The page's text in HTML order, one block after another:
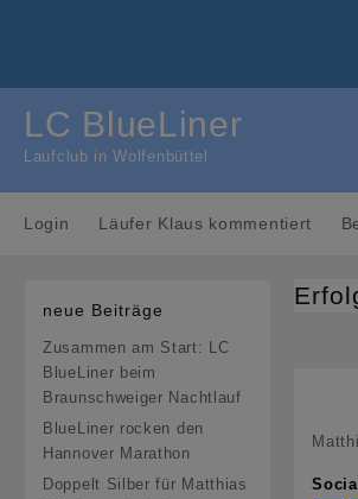
LC BlueLiner
Laufclub in Wolfenbüttel
Login Läufer Klaus kommentiert
neue Beiträge
Zusammen am Start: LC
BlueLiner beim
Braunschweiger Nachtlauf
BlueLiner rocken den
Hannover Marathon
Doppelt Silber für Matthias